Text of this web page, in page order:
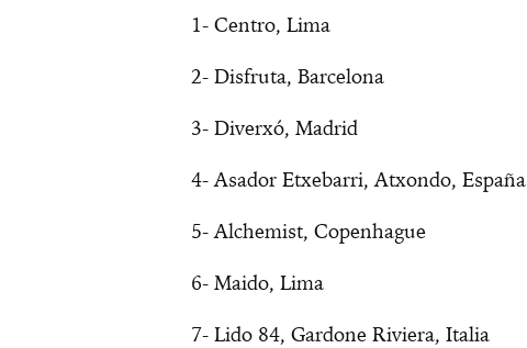
1- Centro, Lima
2- Disfruta, Barcelona
3- Diverxó, Madrid
4- Asador Etxebarri, Atxondo, España
5- Alchemist, Copenhague
6- Maido, Lima
7- Lido 84, Gardone Riviera, Italia